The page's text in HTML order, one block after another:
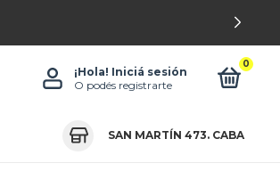
¡Hola! Iniciá sesión
O podés registrarte
0
SAN MARTÍN 473. CABA